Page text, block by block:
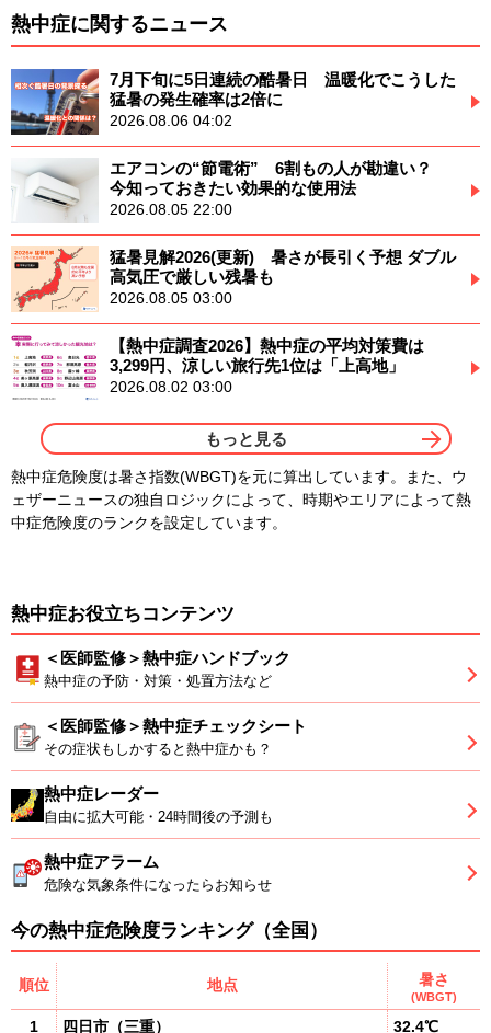
熱中症に関するニュース
7月下旬に5日連続の酷暑日 温暖化でこうした
猛暑の発生確率は2倍に
2026.08.06 04:02
エアコンの“節電術” 6割もの人が勘違い？
今知っておきたい効果的な使用法
2026.08.05 22:00
猛暑見解2026(更新) 暑さが長引く予想 ダブル
高気圧で厳しい残暑も
2026.08.05 03:00
【熱中症調査2026】熱中症の平均対策費は
3,299円、涼しい旅行先1位は「上高地」
2026.08.02 03:00
もっと見る
熱中症危険度は暑さ指数(WBGT)を元に算出しています。また、ウ
ェザーニュースの独自ロジックによって、時期やエリアによって熱
中症危険度のランクを設定しています。
熱中症お役立ちコンテンツ
＜医師監修＞熱中症ハンドブック
熱中症の予防・対策・処置方法など
＜医師監修＞熱中症チェックシート
その症状もしかすると熱中症かも？
熱中症レーダー
自由に拡大可能・24時間後の予測も
熱中症アラーム
危険な気象条件になったらお知らせ
今の熱中症危険度ランキング（全国）
順位 地点 暑さ
(WBGT)
1 四日市 （三重） 32.4℃